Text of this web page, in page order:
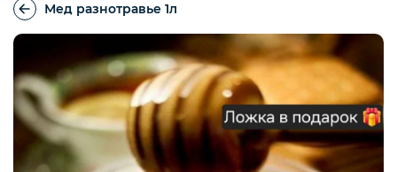
Хит продаж
Охлажденная рыба
Мед разнотравье 1л
Мед
разнотравье
1л